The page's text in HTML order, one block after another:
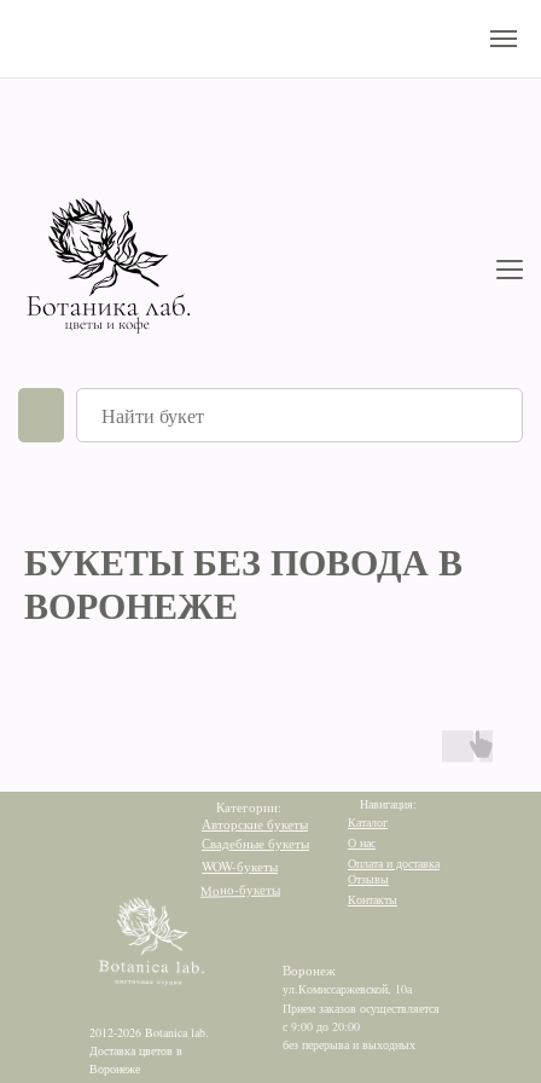
БУКЕТЫ БЕЗ ПОВОДА В
ВОРОНЕЖЕ
2012-2026 Botanica lab.
Доставка цветов в
Воронеже
Контакты
Отзывы
Оплата и доставка
О нас
Каталог
Навигация:
Категории:
Моно-букеты
WOW-букеты
Свадебные букеты
Авторские букеты
Прием заказов осуществляется
с 9:00 до 20:00
без перерыва и выходных
ул.Комиссаржевской, 10а
Воронеж